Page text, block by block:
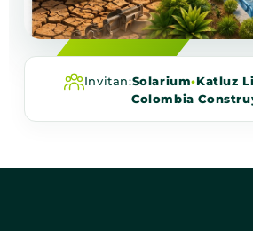
Invitan:Solarium•Katluz
Colombia